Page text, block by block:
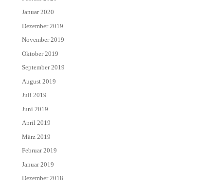
Januar 2020
Dezember 2019
November 2019
Oktober 2019
September 2019
August 2019
Juli 2019
Juni 2019
April 2019
März 2019
Februar 2019
Januar 2019
Dezember 2018